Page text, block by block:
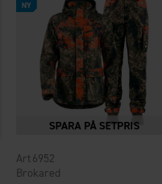
Brokared
6952